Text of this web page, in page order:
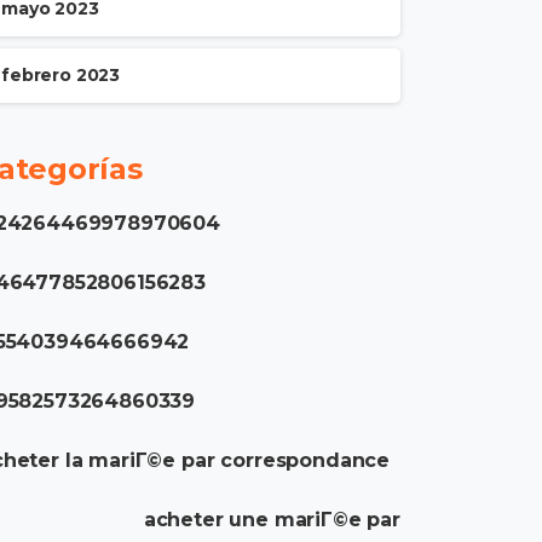
mayo 2023
febrero 2023
la mariГ©e par correspondance
acheter une mariГ©e par